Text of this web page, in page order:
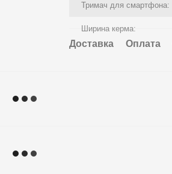
Тримач для смартфона:
Ширина керма:
Доставка Оплата